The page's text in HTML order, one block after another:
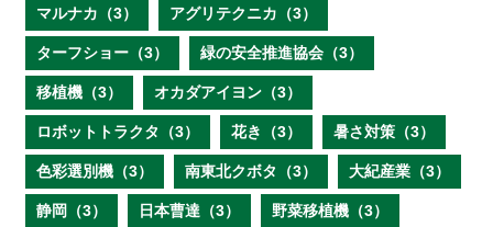
マルナカ（3） アグリテクニカ（3）
ターフショー（3） 緑の安全推進協会（3）
移植機（3） オカダアイヨン（3）
ロボットトラクタ（3） 花き（3） 暑さ対策（3）
色彩選別機（3） 南東北クボタ（3） 大紀産業（3）
静岡（3） 日本曹達（3） 野菜移植機（3）